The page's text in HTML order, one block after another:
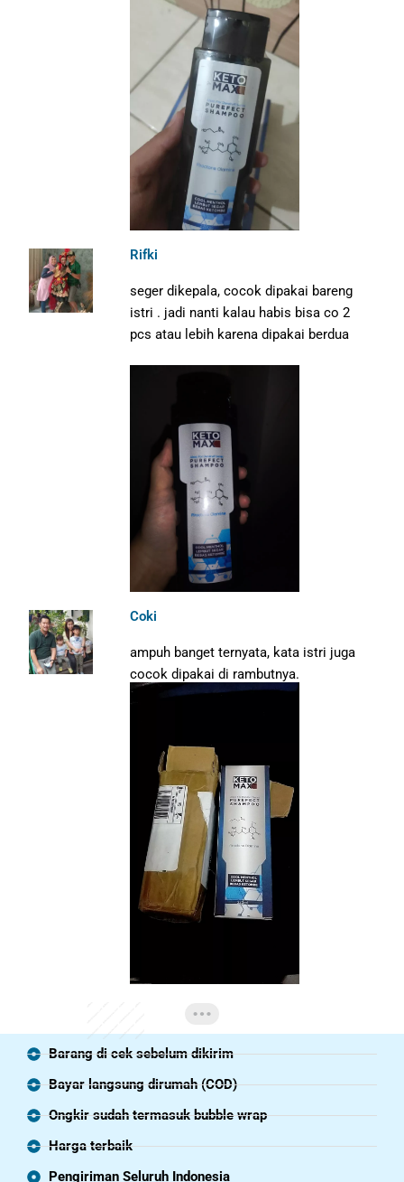
Rifki
seger dikepala, cocok dipakai bareng
istri . jadi nanti kalau habis bisa co 2
pcs atau lebih karena dipakai berdua
Coki
ampuh banget ternyata, kata istri juga
cocok dipakai di rambutnya.
Barang di cek sebelum dikirim
Bayar langsung dirumah (COD)
Ongkir sudah termasuk bubble wrap
Harga terbaik
Pengiriman Seluruh Indonesia